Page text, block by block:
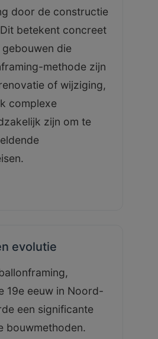
door de constructie
betekent concreet
die
methode zijn
of wijziging,
complexe
zijn om te
evolutie
19e eeuw in Noord-
een significante
bouwmethoden.